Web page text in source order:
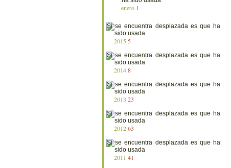
enero 1
2015 5
20148
2013 23
201263
2011 41